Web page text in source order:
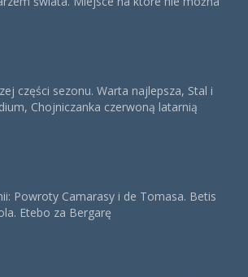
części sezonu. Warta najlepsza, Stal i
Chojniczanka czerwoną latarnią
Powroty Camarasy i de Tomasa. Betis
Etebo za Bergarę